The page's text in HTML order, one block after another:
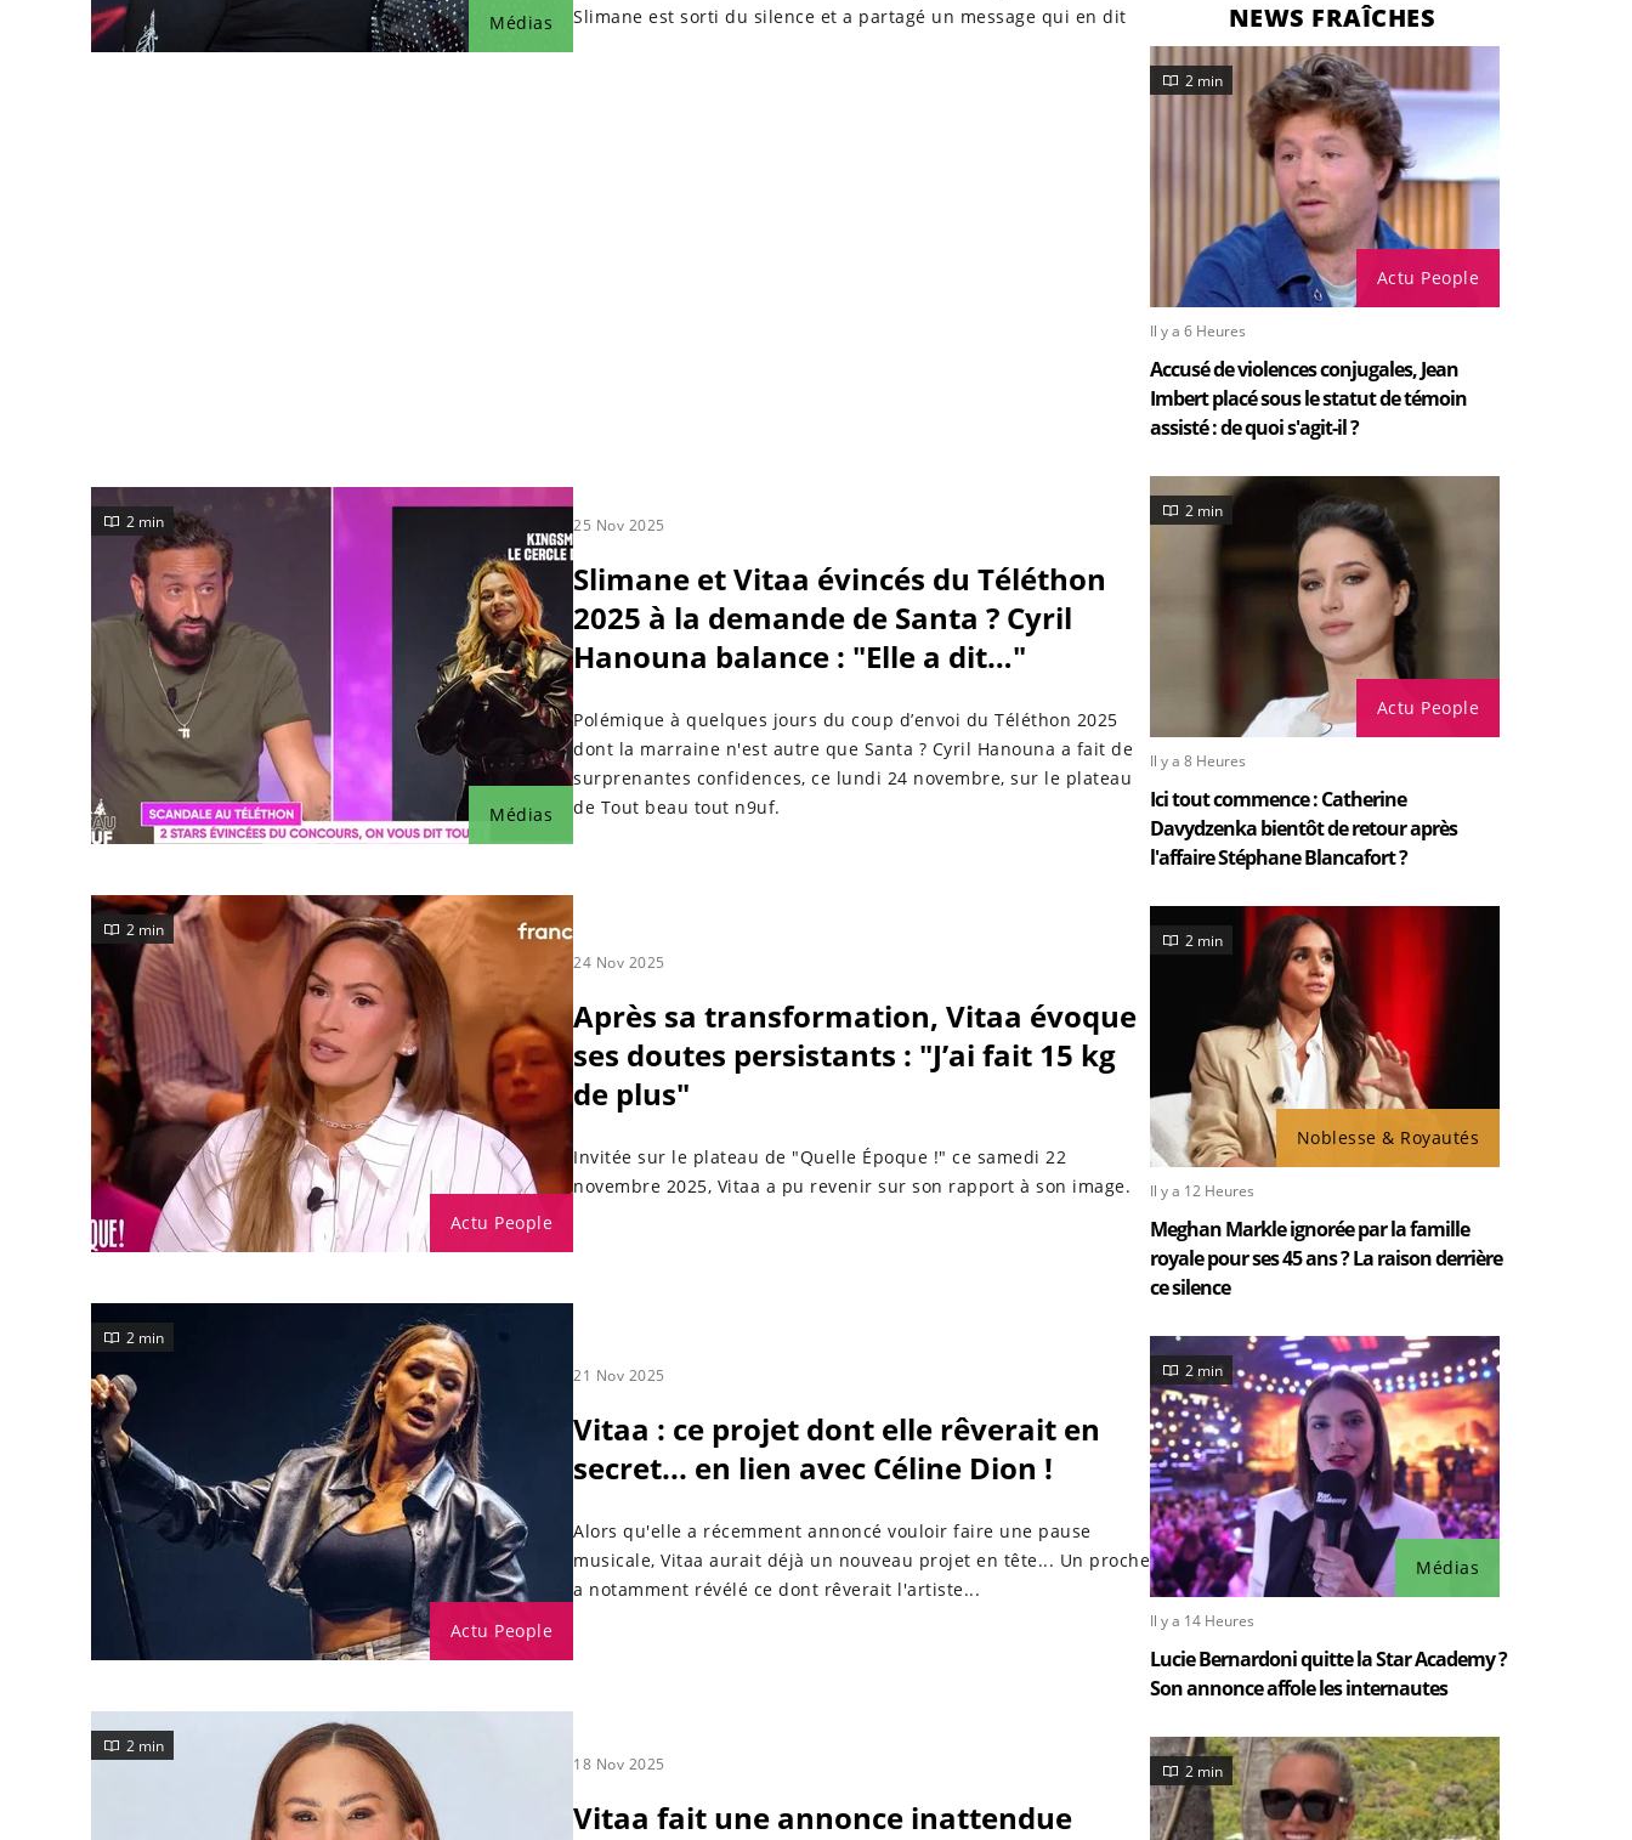
Médias
Slimane est sorti du silence et a partagé un message qui en dit
Médias
2 min 25 Nov 2025
Slimane et Vitaa évincés du Téléthon
2025 à la demande de Santa ? Cyril
Hanouna balance : "Elle a dit…"
Polémique à quelques jours du coup d’envoi du Téléthon 2025
dont la marraine n'est autre que Santa ? Cyril Hanouna a fait de
surprenantes confidences, ce lundi 24 novembre, sur le plateau
de Tout beau tout n9uf.
Actu People
2 min
24 Nov 2025
Après sa transformation, Vitaa évoque
ses doutes persistants : "J’ai fait 15 kg
de plus"
Invitée sur le plateau de "Quelle Époque !" ce samedi 22
novembre 2025, Vitaa a pu revenir sur son rapport à son image.
Actu People
2 min
21 Nov 2025
Vitaa : ce projet dont elle rêverait en
secret... en lien avec Céline Dion !
Alors qu'elle a récemment annoncé vouloir faire une pause
musicale, Vitaa aurait déjà un nouveau projet en tête... Un proche
a notamment révélé ce dont rêverait l'artiste...
2 min
18 Nov 2025
Vitaa fait une annonce inattendue
NEWS FRAÎCHES
Actu People
2 min
Il y a 6 Heures
Accusé de violences conjugales, Jean
Imbert placé sous le statut de témoin
assisté : de quoi s'agit-il ?
Actu People
2 min
Il y a 8 Heures
Ici tout commence : Catherine
Davydzenka bientôt de retour après
l'affaire Stéphane Blancafort ?
Noblesse & Royautés
2 min
Il y a 12 Heures
Meghan Markle ignorée par la famille
royale pour ses 45 ans ? La raison derrière
ce silence
Médias
2 min
Il y a 14 Heures
Lucie Bernardoni quitte la Star Academy ?
Son annonce affole les internautes
2 min